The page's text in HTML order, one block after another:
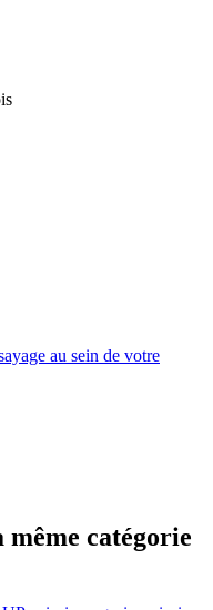
même catégorie